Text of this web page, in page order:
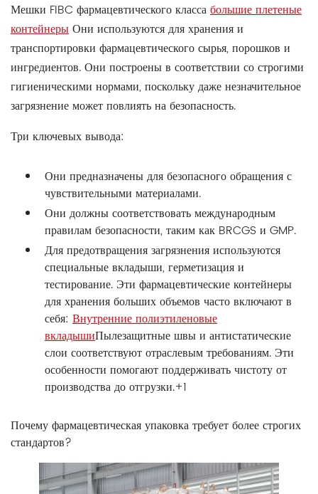
Мешки FIBC фармацевтического классабольшие плетеные
контейнерыОни используются для хранения и
транспортировки фармацевтического сырья, порошков и
ингредиентов. Они построены в соответствии со строгими
гигиеническими нормами, поскольку даже незначительное
загрязнение может повлиять на безопасность.
Три ключевых вывода:
Они предназначены для безопасного обращения с
чувствительными материалами.
Они должны соответствовать международным
правилам безопасности, таким как BRCGS и GMP.
Для предотвращения загрязнения используются
специальные вкладыши, герметизация и
тестирование. Эти фармацевтические контейнеры
для хранения больших объемов часто включают в
себя: Внутренние полиэтиленовые
вкладышиПылезащитные швы и антистатические
слои соответствуют отраслевым требованиям. Эти
особенности помогают поддерживать чистоту от
производства до отгрузки.+1
Почему фармацевтическая упаковка требует более строгих
стандартов?